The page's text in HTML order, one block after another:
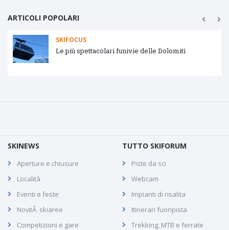
ARTICOLI POPOLARI
SKIFOCUS
Le più spettacolari funivie delle Dolomiti
SKINEWS
Aperture e chiusure
Località
Eventi e feste
NovitÃ skiaree
Competizioni e gare
TUTTO SKIFORUM
Piste da sci
Webcam
Impianti di risalita
Itinerari fuoripista
Trekking, MTB e ferrate